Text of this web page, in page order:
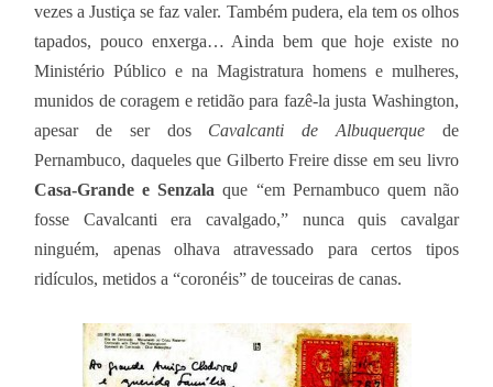
vezes a Justiça se faz valer. Também pudera, ela tem os olhos
tapados, pouco enxerga… Ainda bem que hoje existe no
Ministério Público e na Magistratura homens e mulheres,
munidos de coragem e retidão para fazê-la justa Washington,
apesar de ser dos Cavalcanti de Albuquerquede
Pernambuco, daqueles que Gilberto Freire disse em seu livro
Casa-Grande e Senzala que “em Pernambuco quem não
fosse Cavalcanti era cavalgado,” nunca quis cavalgar
ninguém, apenas olhava atravessado para certos tipos
ridículos, metidos a “coronéis” de touceiras de canas.